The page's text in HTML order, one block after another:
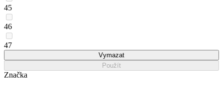
45
46
47
Vymazat
Použít
Značka